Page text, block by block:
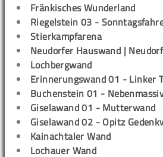
Fränkisches Wunderland
Riegelstein 03 -
Stierkampfarena
Neudorfer Hauswand |
Lochbergwand
Erinnerungswand 01 - Linker
Buchenstein 01 -
Giselawand 01 - Mutterwand
Giselawand 02 - Opitz
Kainachtaler Wand
Lochauer Wand